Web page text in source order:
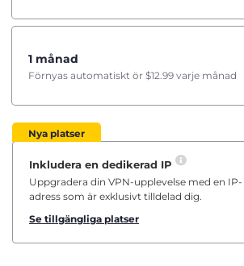
1 månad
Förnyas automatiskt ör $12.99 varje månad
Nya platser
Inkludera en dedikerad IP
Uppgradera din VPN-upplevelse med en IP-
adress som är exklusivt tilldelad dig.
Se tillgängliga platser